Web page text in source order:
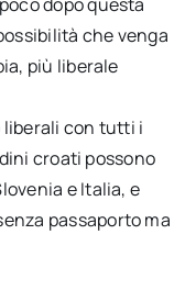
che venga
più liberale
liberali con tutti i
croati possono
e Italia, e
passaporto ma